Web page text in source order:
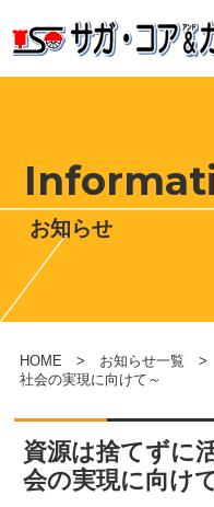
お知らせ
HOME > お知らせ一覧 >
社会の実現に向けて～
資源は捨てずに
会の実現に向け